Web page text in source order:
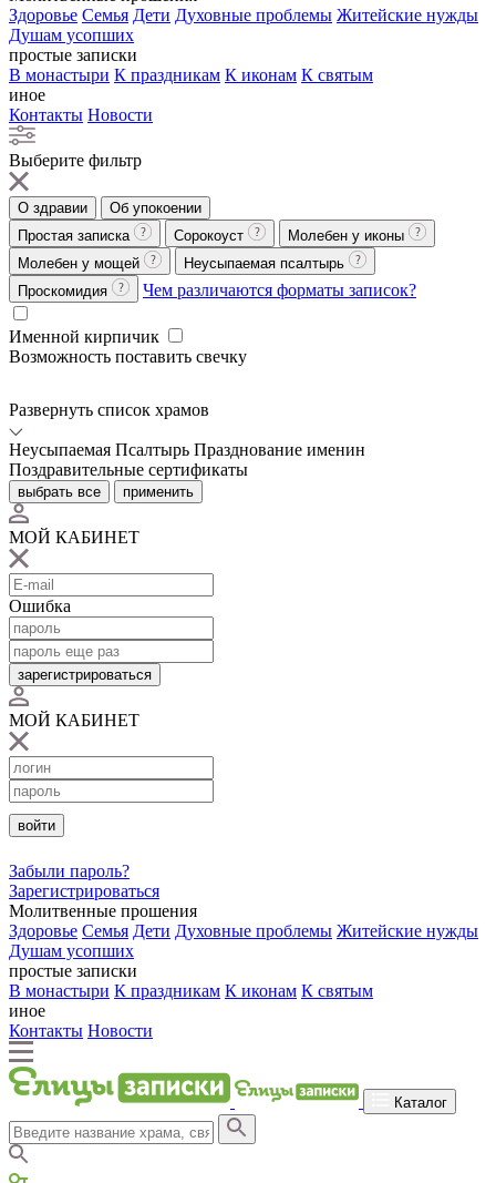
Здоровье Семья Дети Духовные проблемы Житейские нужды
Душам усопших
простые записки
В монастыри К праздникам К иконам К святым
иное
Контакты Новости
Выберите фильтр
О здравии
Об упокоении
Простая записка
Сорокоуст
Молебен у иконы
Молебен у мощей
Неусыпаемая псалтырь
Проскомидия
Чем различаются форматы записок?
Именной кирпичик
Возможность поставить свечку
Развернуть список храмов
Неусыпаемая Псалтырь Празднование именин
Поздравительные сертификаты
выбрать все применить
МОЙ КАБИНЕТ
Ошибка
зарегистрироваться
МОЙ КАБИНЕТ
войти
Забыли пароль?
Зарегистрироваться
Молитвенные прошения
Здоровье Семья Дети Духовные проблемы Житейские нужды
Душам усопших
простые записки
В монастыри К праздникам К иконам К святым
иное
Контакты Новости
Каталог